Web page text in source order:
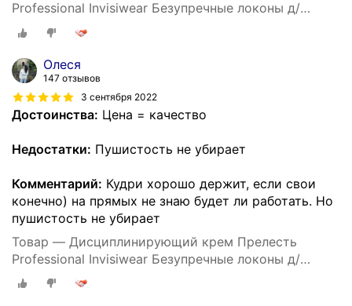
Professional Invisiwear Безупречные локоны д/
укладки кудрявых и волнистых волос, 150 мл
Олеся
147 отзывов
3 сентября 2022
Достоинства: Цена = качество
Недостатки: Пушистость не убирает
Комментарий: Кудри хорошо держит, если свои
конечно) на прямых не знаю будет ли работать. Но
пушистость не убирает
Товар — Дисциплинирующий крем Прелесть
Professional Invisiwear Безупречные локоны д/
укладки кудрявых и волнистых волос, 150 мл